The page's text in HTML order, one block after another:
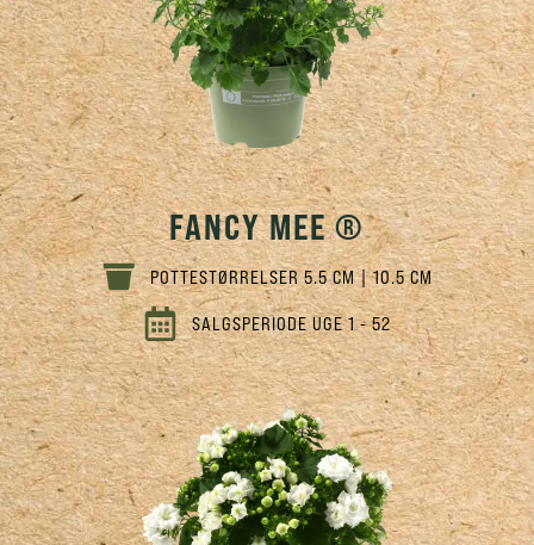
FANCY MEE ®
POTTESTØRRELSER 5.5 CM | 10.5 CM
SALGSPERIODE UGE 1 - 52